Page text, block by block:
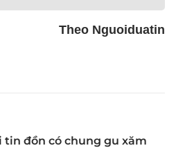
Theo Nguoiduatin
tin đồn có chung gu xăm